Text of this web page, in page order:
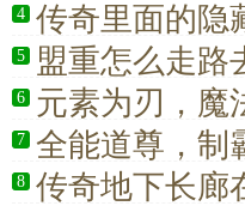
4 传奇里面的隐
5 盟重怎么走路
6 元素为刃，魔
7 全能道尊，制
8 传奇地下长廊